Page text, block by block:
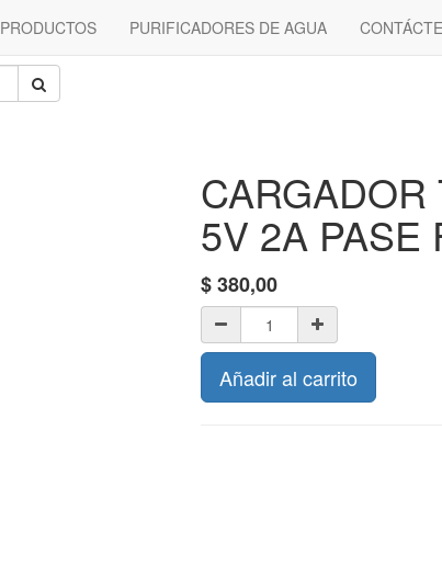
PRODUCTOS PURIFICADORES DE AGUA
CARGADOR
5V 2A PASE
$380,00
Añadir al carrito